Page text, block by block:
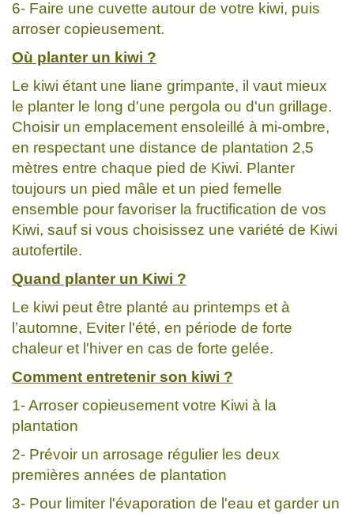
6- Faire une cuvette autour de votre kiwi, puis
arroser copieusement.
Où planter un kiwi ?
Le kiwi étant une liane grimpante, il vaut mieux
le planter le long d'une pergola ou d'un grillage.
Choisir un emplacement ensoleillé à mi-ombre,
en respectant une distance de plantation 2,5
mètres entre chaque pied de Kiwi. Planter
toujours un pied mâle et un pied femelle
ensemble pour favoriser la fructification de vos
Kiwi, sauf si vous choisissez une variété de Kiwi
autofertile.
Quand planter un Kiwi ?
Le kiwi peut être planté au printemps et à
l’automne, Eviter l'été, en période de forte
chaleur et l'hiver en cas de forte gelée.
Comment entretenir son kiwi ?
1- Arroser copieusement votre Kiwi à la
plantation
2- Prévoir un arrosage régulier les deux
premières années de plantation
3- Pour limiter l'évaporation de l'eau et garder un